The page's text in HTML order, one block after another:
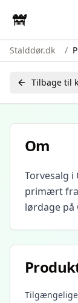
Stalddør.dk /
Tilbage til
Om
Torvesalg
primært fra
lørdage